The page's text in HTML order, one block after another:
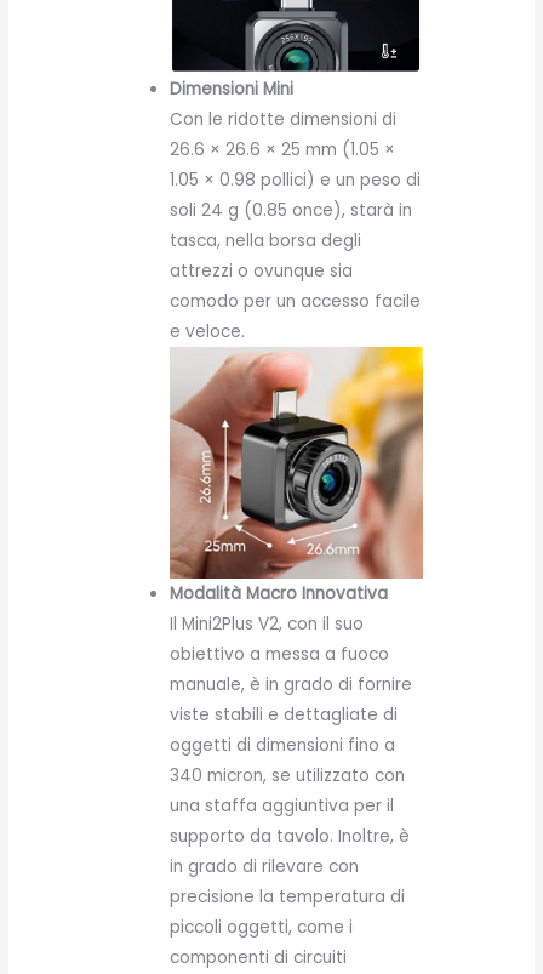
Dimensioni Mini
Con le ridotte dimensioni di
26.6 × 26.6 × 25 mm (1.05 ×
1.05 × 0.98 pollici) e un peso di
soli 24 g (0.85 once), starà in
tasca, nella borsa degli
attrezzi o ovunque sia
comodo per un accesso facile
e veloce.
Modalità Macro Innovativa
Il Mini2Plus V2, con il suo
obiettivo a messa a fuoco
manuale, è in grado di fornire
viste stabili e dettagliate di
oggetti di dimensioni fino a
340 micron, se utilizzato con
una staffa aggiuntiva per il
supporto da tavolo. Inoltre, è
in grado di rilevare con
precisione la temperatura di
piccoli oggetti, come i
componenti di circuiti